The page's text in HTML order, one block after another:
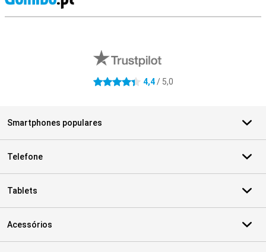
4.4 estrelas 4,4/ 5,0
Smartphones populares
Telefone
Tablets
Acessórios